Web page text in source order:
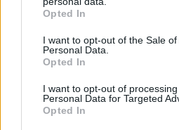
grant or deny consent to Google
use your data for below specified
consent section.
Opted In
I want to opt-out of the Sale of
Personal Data.
Opted In
I want to opt-out of
Personal Data for Targeted
Opted In